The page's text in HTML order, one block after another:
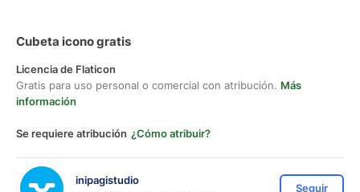
Cubeta icono gratis
Licencia de Flaticon
Gratis para uso personal o comercial con atribución. Más
información
Se requiere atribución ¿Cómo atribuir?
inipagistudio
Seguir